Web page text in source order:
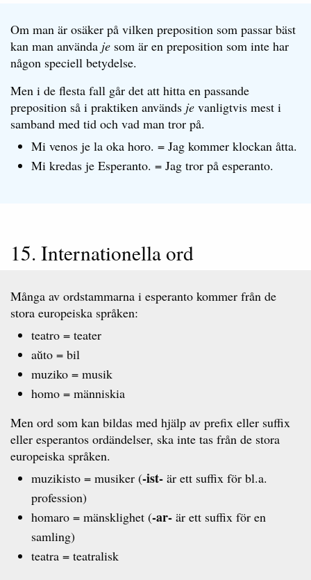
Om man är osäker på vilken preposition som passar bäst
kan man använda je som är en preposition som inte har
någon speciell betydelse.
Men i de flesta fall går det att hitta en passande
preposition så i praktiken används je vanligtvis mest i
samband med tid och vad man tror på.
Mi venos je la oka horo. = Jag kommer klockan åtta.
Mi kredas je Esperanto. = Jag tror på esperanto.
15. Internationella ord
Många av ordstammarna i esperanto kommer från de
stora europeiska språken:
teatro = teater
aŭto = bil
muziko = musik
homo = människia
Men ord som kan bildas med hjälp av prefix eller suffix
eller esperantos ordändelser, ska inte tas från de stora
europeiska språken.
muzikisto = musiker (-ist- är ett suffix för bl.a.
profession)
homaro = mänsklighet (-ar- är ett suffix för en
samling)
teatra = teatralisk